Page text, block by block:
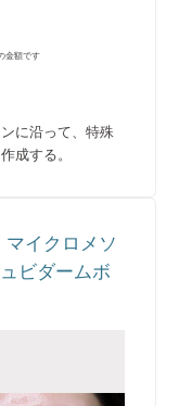
金額です
に沿って、特殊
成する。
マイクロメソ
ビダームボ